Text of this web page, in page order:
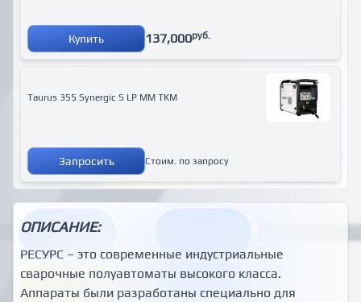
Купить 137,000руб.
Taurus 355 Synergic S LP MM TKM
Запросить Стоим. по запросу
ОПИСАНИЕ:
РЕСУРС – это современные индустриальные
сварочные полуавтоматы высокого класса.
Аппараты были разработаны специально для